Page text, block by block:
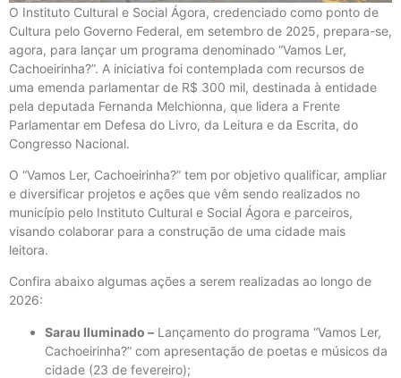
O Instituto Cultural e Social Ágora, credenciado como ponto de
Cultura pelo Governo Federal, em setembro de 2025, prepara-se,
agora, para lançar um programa denominado “Vamos Ler,
Cachoeirinha?”. A iniciativa foi contemplada com recursos de
uma emenda parlamentar de R$ 300 mil, destinada à entidade
pela deputada Fernanda Melchionna, que lidera a Frente
Parlamentar em Defesa do Livro, da Leitura e da Escrita, do
Congresso Nacional.
O “Vamos Ler, Cachoeirinha?” tem por objetivo qualificar, ampliar
e diversificar projetos e ações que vêm sendo realizados no
município pelo Instituto Cultural e Social Ágora e parceiros,
visando colaborar para a construção de uma cidade mais
leitora.
Confira abaixo algumas ações a serem realizadas ao longo de
2026:
Sarau Iluminado – Lançamento do programa “Vamos Ler,
Cachoeirinha?” com apresentação de poetas e músicos da
cidade (23 de fevereiro);